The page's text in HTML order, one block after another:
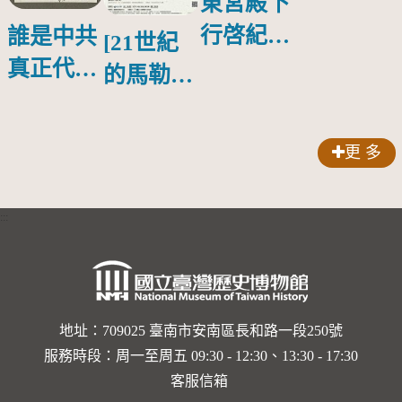
誰是中共
真正代言
[21世紀
的馬勒、
的依戀—
勒大地之
歌]【對
世界與生
命的依戀
行啓紀念
更 多
地址：709025 臺南市安南區長和路一段250號
服務時段：周一至周五 09:30 - 12:30、13:30 - 17:30
客服信箱